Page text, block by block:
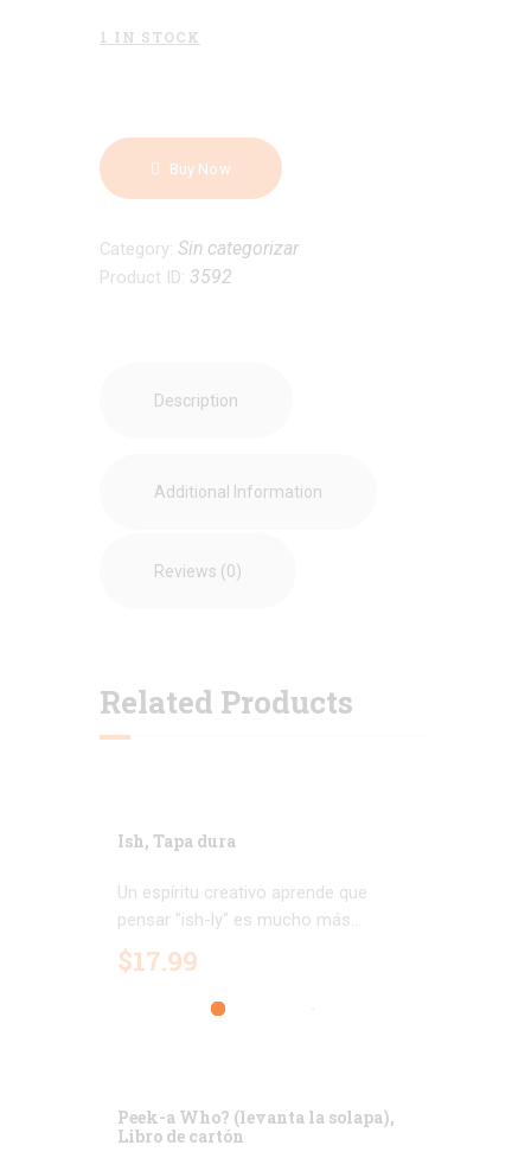
1 IN STOCK
quantity
Buy Now
Category: Sin categorizar
Product ID: 3592
Description
Additional Information
Reviews (0)
Related Products
Ish, Tapa dura
Un espíritu creativo aprende que
pensar "ish-ly" es mucho más...
$17.99
Peek-a Who? (levanta la solapa),
Libro de cartón